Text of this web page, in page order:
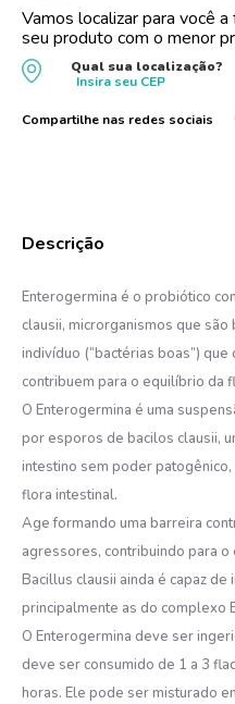
Vamos localizar para você
seu produto com o menor
Qual sua localização?
Insira seu CEP
Enterogermina é o probiótico
clausii, microrganismos que
indivíduo (“bactérias boas”)
contribuem para o equilíbrio da
O Enterogermina é uma
por esporos de bacilos clausii,
intestino sem poder
flora intestinal.
Age formando uma barreira
agressores, contribuindo para
Bacillus clausii ainda é capaz de
principalmente as do complexo
O Enterogermina deve ser
deve ser consumido de 1 a 3
horas. Ele pode ser misturado
9º lenço umedecido
10ºoleo